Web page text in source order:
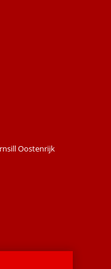
Oostenrijk